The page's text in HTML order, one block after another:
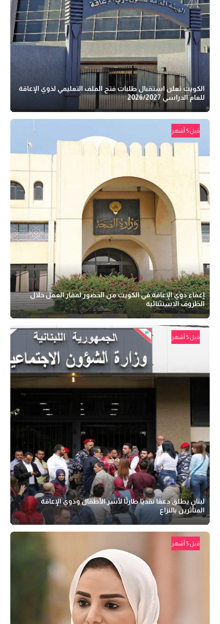
الكويت تعلن استقبال طلبات فتح الملف التعليمي لذوي الإعاقة
للعام الدراسي 2026/2027
قبل 5 أشهر
إعفاء ذوي الإعاقة في الكويت من الحضور لمقار العمل خلال
الظروف الاستثنائية
قبل 5 أشهر
لبنان يطلق دعمًا نقديًا طارئًا لأسر الأطفال وذوي الإعاقة
المتأثرين بالنزاع
قبل 5 أشهر